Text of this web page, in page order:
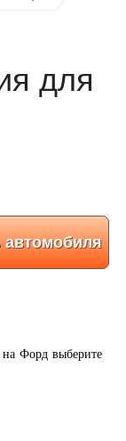
для
на Форд выберите